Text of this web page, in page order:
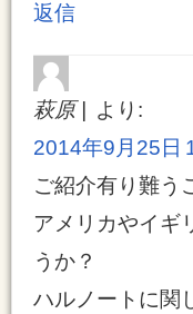
返信
萩原
より:
2014年9月25日
ご紹介有り難う
アメリカやイギ
うか？
ハルノートに関